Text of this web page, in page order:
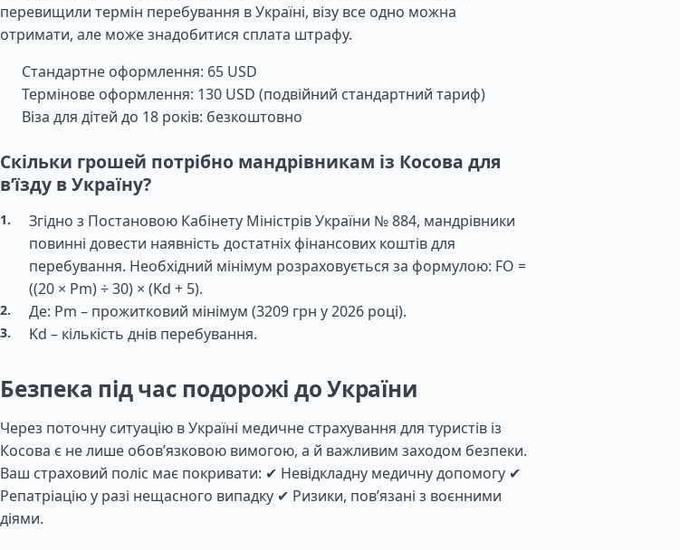
перевищили термін перебування в Україні, візу все одно можна
отримати, але може знадобитися сплата штрафу.
Стандартне оформлення: 65 USD
Термінове оформлення: 130 USD (подвійний стандартний тариф)
Віза для дітей до 18 років: безкоштовно
Скільки грошей потрібно мандрівникам із Косова для
в’їзду в Україну?
Згідно з Постановою Кабінету Міністрів України № 884, мандрівники
повинні довести наявність достатніх фінансових коштів для
перебування. Необхідний мінімум розраховується за формулою: FO =
((20 × Pm) ÷ 30) × (Kd + 5).
Де: Pm – прожитковий мінімум (3209 грн у 2026 році).
Kd – кількість днів перебування.
Безпека під час подорожі до України
Через поточну ситуацію в Україні медичне страхування для туристів із
Косова є не лише обов’язковою вимогою, а й важливим заходом безпеки.
Ваш страховий поліс має покривати: ✔ Невідкладну медичну допомогу ✔
Репатріацію у разі нещасного випадку ✔ Ризики, пов’язані з воєнними
діями.